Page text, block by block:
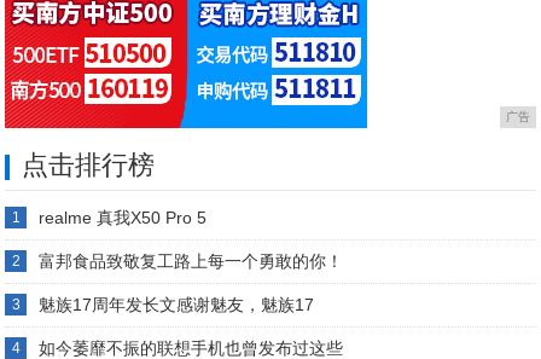
广告
点击排行榜
1 realme 真我X50 Pro 5
2 富邦食品致敬复工路上每一个勇敢的你！
3 魅族17周年发长文感谢魅友，魅族17
4 如今萎靡不振的联想手机也曾发布过这些